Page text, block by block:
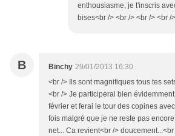
enthousiasme, je t'inscris
bises<br /> <br /> <br /> <br />
B Binchy 29/01/2013 16:30
<br /> Ils sont magnifiques tous tes
<br /> Je participerai bien
février et ferai le tour des copines
fois malgré que je ne reste pas
net... Ca revient<br />